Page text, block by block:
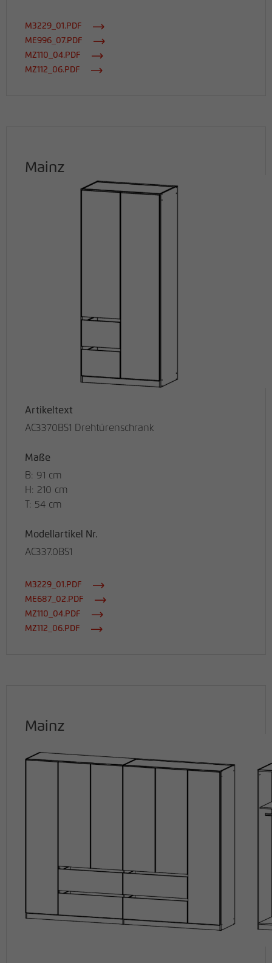
M3229_01.PDF
ME996_07.PDF
MZ110_04.PDF
MZ112_06.PDF
Mainz
Artikeltext
AC3370BS1 Drehtürenschrank
Maße
B: 91 cm
H: 210 cm
T: 54 cm
Modellartikel Nr.
AC337.0BS1
M3229_01.PDF
ME687_02.PDF
MZ110_04.PDF
MZ112_06.PDF
Mainz